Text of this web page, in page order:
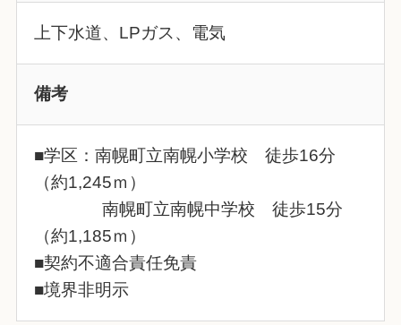
上下水道、LPガス、電気
備考
■学区：南幌町立南幌小学校 徒歩16分
（約1,245ｍ）
南幌町立南幌中学校 徒歩15分
（約1,185ｍ）
■契約不適合責任免責
■境界非明示